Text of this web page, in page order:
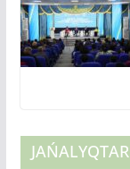
JAŃALYQTAR